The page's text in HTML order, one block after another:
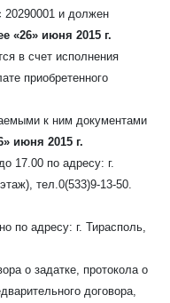
20290001 и должен
«26» июня 2015 г.
в счет исполнения
приобретенного
к ним документами
июня 2015 г.
17.00 по адресу: г.
тел.0(533)9-13-50.
по адресу: г. Тирасполь,
о задатке, протокола о
договора,